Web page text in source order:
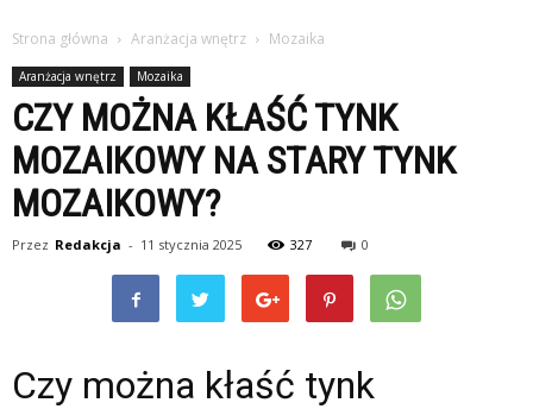
Strona główna Aranżacja wnętrz Mozaika
Aranżacja wnętrz Mozaika
CZY MOŻNA KŁAŚĆ TYNK
MOZAIKOWY NA STARY TYNK
MOZAIKOWY?
Przez Redakcja - 11 stycznia 2025 327 0
Czy można kłaść tynk